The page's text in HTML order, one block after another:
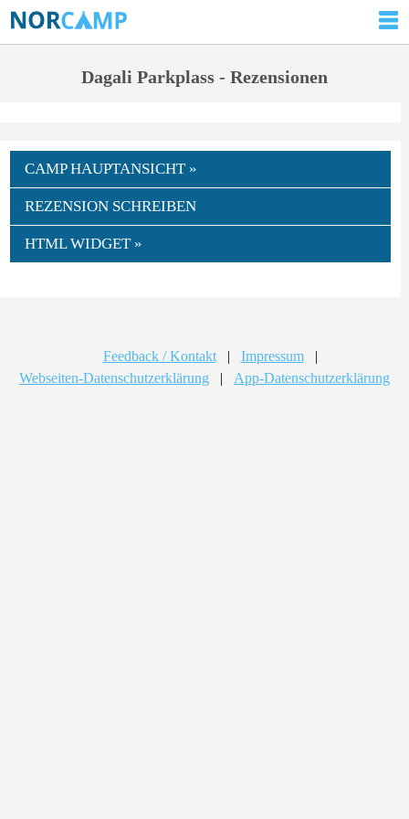
Dagali Parkplass - Rezensionen
CAMP HAUPTANSICHT »
REZENSION SCHREIBEN
HTML WIDGET »
Feedback / Kontakt | Impressum
|
Webseiten-Datenschutzerklärung
| App-Datenschutzerklärung